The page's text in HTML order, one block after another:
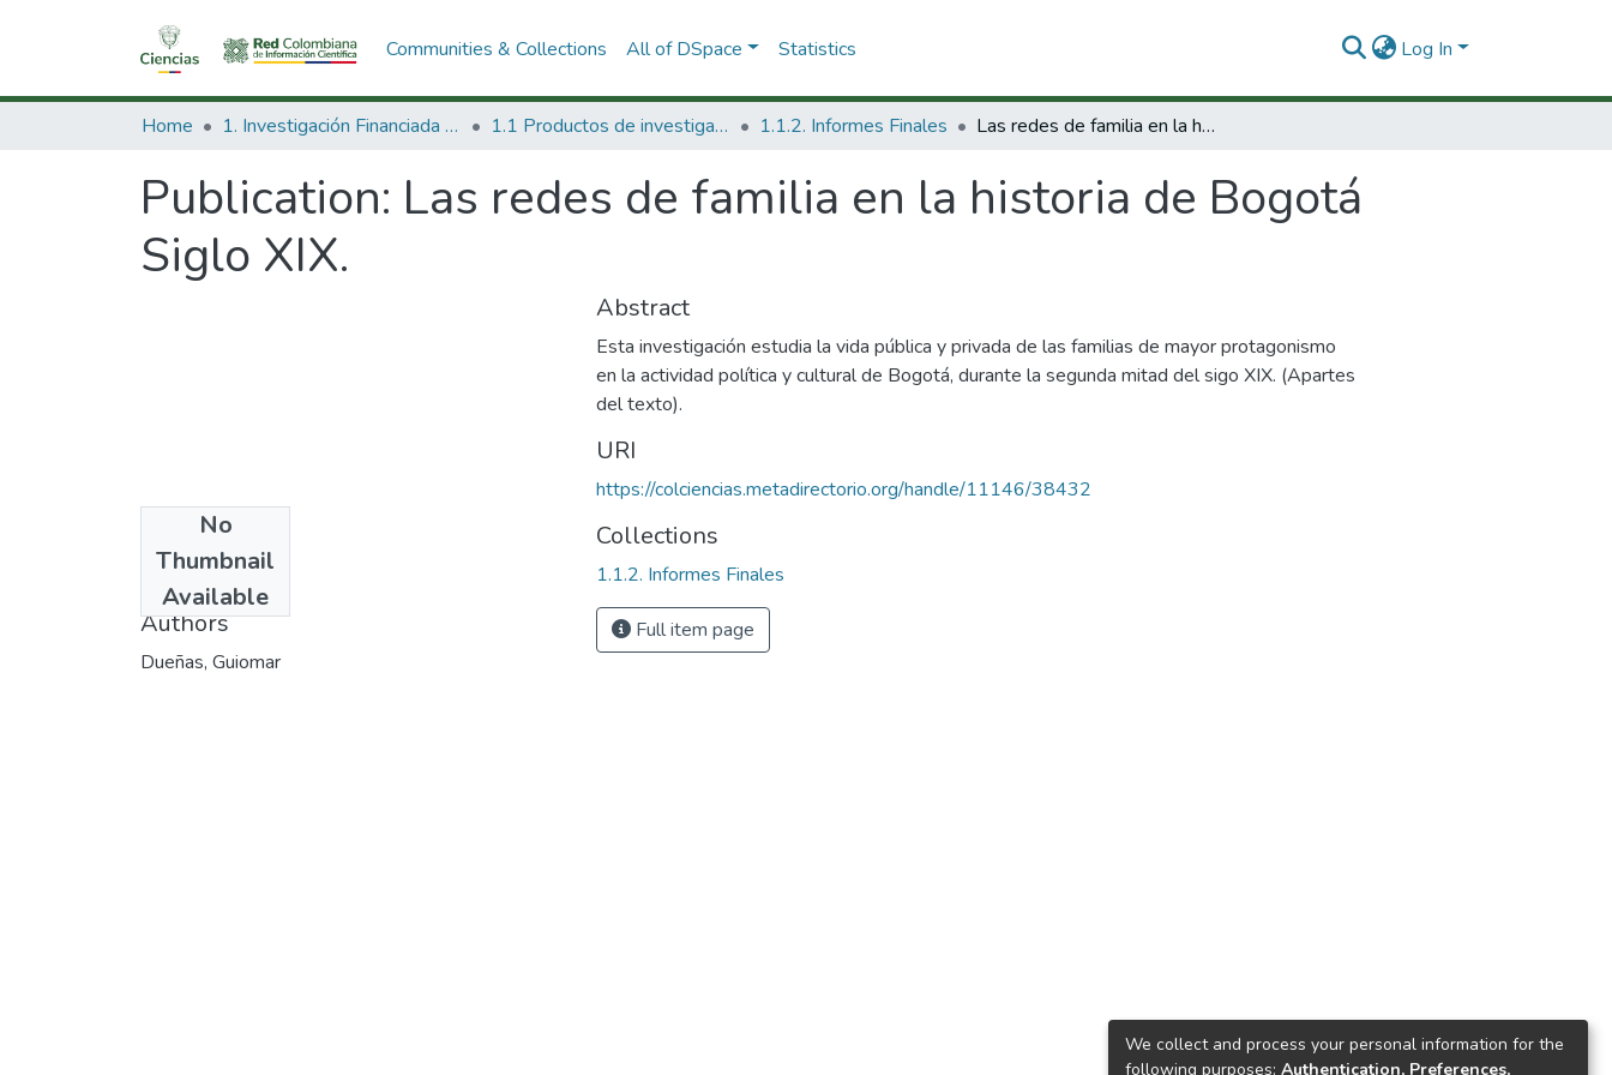
Communities & Collections All of DSpace Statistics Log In
Home 1. Investigación Financiada con Recursos Públicos 1.1 Productos de investigación 1.1.2. Informes Finales Las redes de familia en la historia de Bogotá Siglo XIX.
Publication: Las redes de familia en la historia de Bogotá
Siglo XIX.
No
Thumbnail
Available
2002-08
Authors
Dueñas, Guiomar
Abstract
Esta investigación estudia la vida pública y privada de las familias de mayor protagonismo
en la actividad política y cultural de Bogotá, durante la segunda mitad del sigo XIX. (Apartes
del texto).
URI
https://colciencias.metadirectorio.org/handle/11146/38432
Collections
1.1.2. Informes Finales
Full item page
We collect and process your personal information for the
following purposes: Authentication, Preferences,